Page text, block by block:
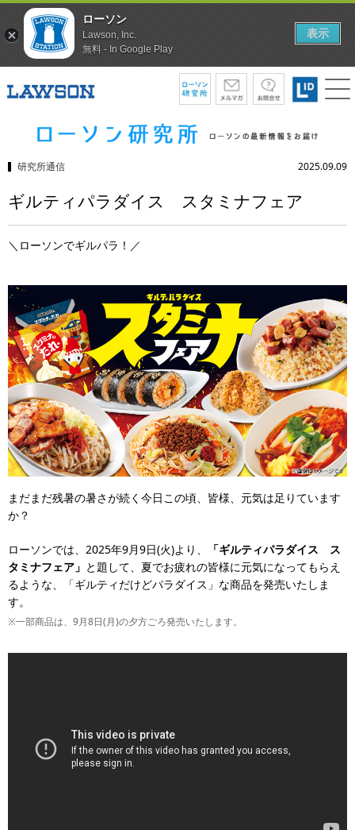
研究所通信 2025.09.09
ギルティパラダイス スタミナフェア
＼ローソンでギルパラ！／
まだまだ残暑の暑さが続く今日この頃、皆様、元気は足りています
か？
ローソンでは、2025年9月9日(火)より、
「ギルティパラダイス ス
タミナフェア」 と題して、夏でお疲れの皆様に元気になってもらえ
るような、「ギルティだけどパラダイス」な商品を発売いたしま
す。
※一部商品は、9月8日(月)の夕方ごろ発売いたします。
ローソン
Lawson, Inc.
無料 - In Google Play
表示